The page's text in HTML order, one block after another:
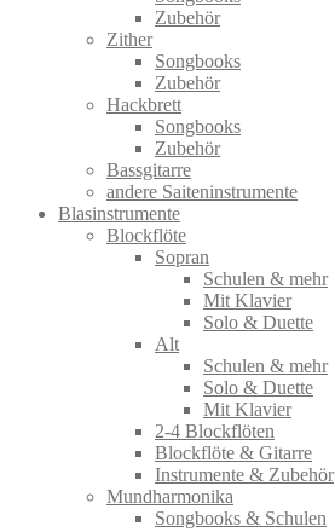
Zubehör
Zither
Songbooks
Zubehör
Hackbrett
Songbooks
Zubehör
Bassgitarre
andere Saiteninstrumente
Blasinstrumente
Blockflöte
Sopran
Schulen & mehr
Mit Klavier
Solo & Duette
Alt
Schulen & mehr
Solo & Duette
Mit Klavier
2-4 Blockflöten
Blockflöte & Gitarre
Instrumente & Zubehör
Mundharmonika
Songbooks & Schulen